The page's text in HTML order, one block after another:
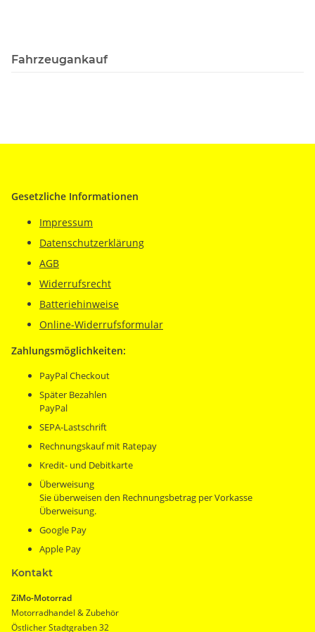
Fahrzeugankauf
Gesetzliche Informationen
Impressum
Datenschutzerklärung
AGB
Widerrufsrecht
Batteriehinweise
Online-Widerrufsformular
Zahlungsmöglichkeiten:
PayPal Checkout
Später Bezahlen
PayPal
SEPA-Lastschrift
Rechnungskauf mit Ratepay
Kredit- und Debitkarte
Überweisung
Sie überweisen den Rechnungsbetrag per Vorkasse
Überweisung.
Google Pay
Apple Pay
Kontakt
ZiMo-Motorrad
Motorradhandel & Zubehör
Östlicher Stadtgraben 32